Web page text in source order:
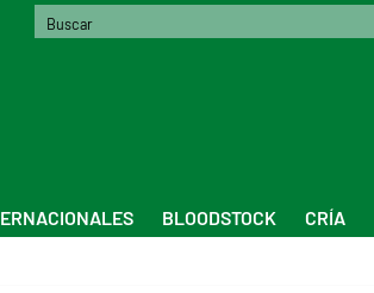
BLOODSTOCK CRÍA